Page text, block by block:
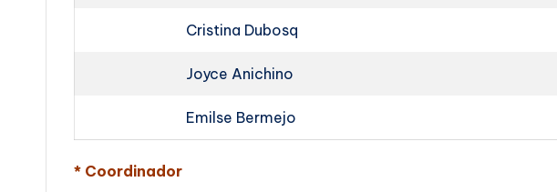
Cristina Dubosq
Joyce Anichino
Emilse Bermejo
* Coordinador